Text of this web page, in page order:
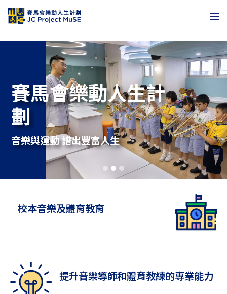
賽馬會樂動人生計
劃
音樂與運動 譜出豐富人生
校本音樂及體育教育
提升音樂導師和體育教練的專業能力